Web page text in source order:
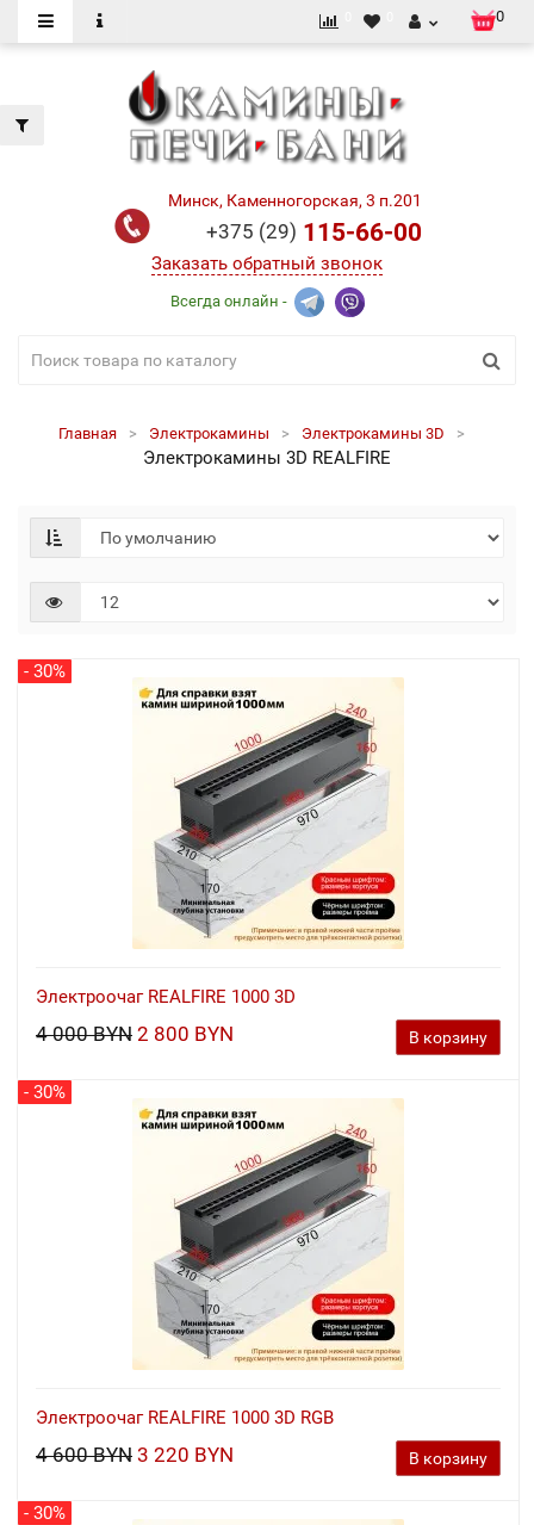
0
Минск, Каменногорская, 3 п.201
+375 (29) 115-66-00
Заказать обратный звонок
Всегда онлайн -
Главная Электрокамины Электрокамины 3D
Электрокамины 3D REALFIRE
- 30%
Электроочаг REALFIRE 1000 3D
4 000 BYN 2 800 BYN В корзину
- 30%
Электроочаг REALFIRE 1000 3D RGB
4 600 BYN 3 220 BYN В корзину
- 30%